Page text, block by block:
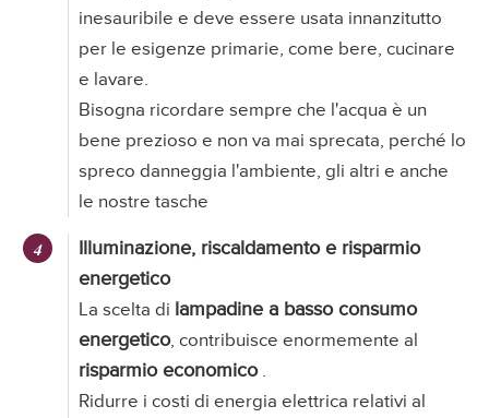
inesauribile e deve essere usata innanzitutto
per le esigenze primarie, come bere, cucinare
e lavare.
Bisogna ricordare sempre che l'acqua è un
bene prezioso e non va mai sprecata, perché lo
spreco danneggia l'ambiente, gli altri e anche
le nostre tasche
Illuminazione, riscaldamento e risparmio
energetico
La scelta di lampadine a basso consumo
energetico, contribuisce enormemente al
risparmio economico.
Ridurre i costi di energia elettrica relativi al